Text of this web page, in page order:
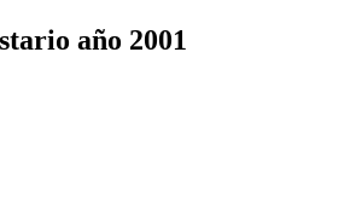
año 2001